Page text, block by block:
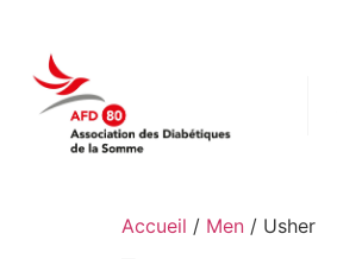
Accueil / Men / Usher